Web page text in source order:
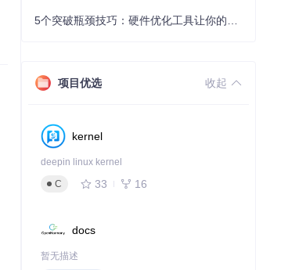
项目优选 收起
kernel
deepin linux kernel
C
33 16
docs
暂无描述